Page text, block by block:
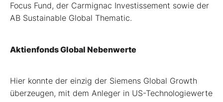
Focus Fund, der Carmignac Investissement sowie der
AB Sustainable Global Thematic.
Aktienfonds Global Nebenwerte
Hier konnte der einzig der Siemens Global Growth
überzeugen, mit dem Anleger in US-Technologiewerte